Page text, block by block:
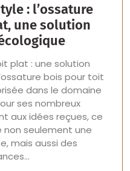
: l’ossature
une solution
plat : une solution
bois pour toit
dans le domaine
ses nombreux
aux idées reçues, ce
seulement une
mais aussi des